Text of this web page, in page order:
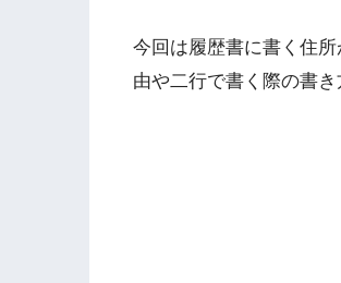
今回は履歴書に書く住
由や二行で書く際の書き